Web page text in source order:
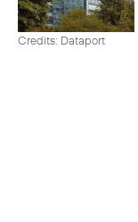
Credits: Dataport